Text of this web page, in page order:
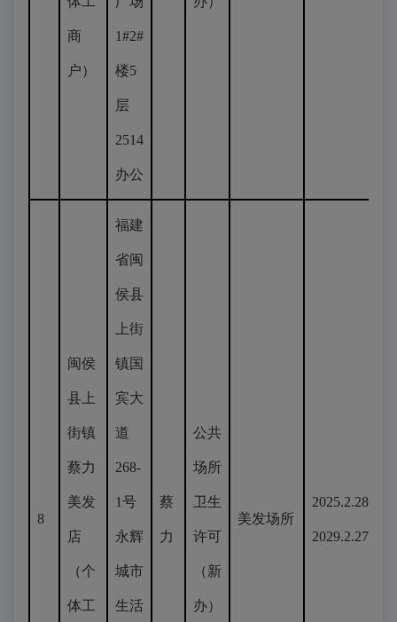
商
户）
1#2#
楼5
层
2514
办公
8
闽侯
县上
街镇
蔡力
美发
店
（个
体工
福建
省闽
侯县
上街
镇国
宾大
道
268-
1号
永辉
城市
生活
蔡
力
公共
场所
卫生
许可
（新
办）
美发场所
2025.2.28-
2029.2.27